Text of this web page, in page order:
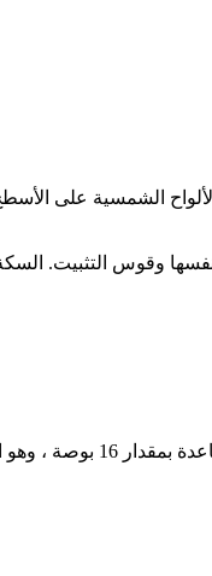
الشمسية على
وقوس التثبيت.